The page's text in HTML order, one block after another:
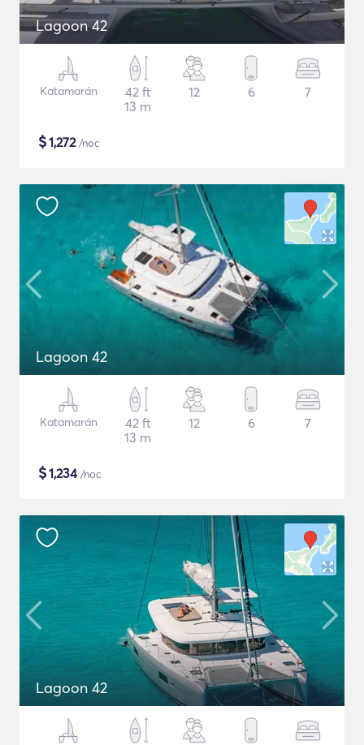
Lagoon 42
Katamarán
42 ft
13 m
12 6 7
$1,272/noc
Lagoon 42
Katamarán
42 ft
13 m
12 6 7
$1,234/noc
Lagoon 42